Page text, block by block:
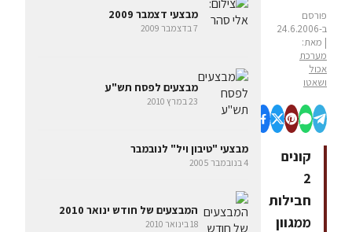
פורסם
ב-24.6.2006
| מאת:
מערכת
אכול
ושאטו
קונים
2
חבילות
ממגוון
מבצעי דצמבר 2009
7 בדצמבר 2009
מבצעים לפסח תש"ע
23 במרץ 2010
מבצעי "טיבון ויל" לנובמבר
4 בנובמבר 2005
המבצעים של חודש ינואר 2010
18 בינואר 2010